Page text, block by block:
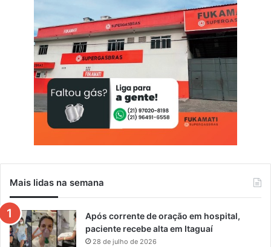
Mais lidas na semana
Após corrente de oração em hospital,
paciente recebe alta em Itaguaí
28 de julho de 2026